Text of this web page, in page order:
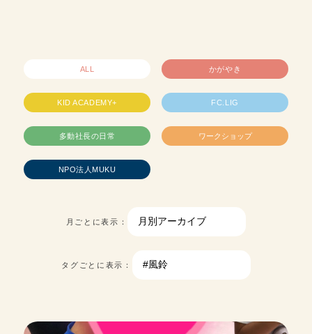
ALL かがやき
KID ACADEMY+ FC.LIG
多動社長の日常 ワークショップ
NPO法人MUKU
月ごとに表示：
タグごとに表示：